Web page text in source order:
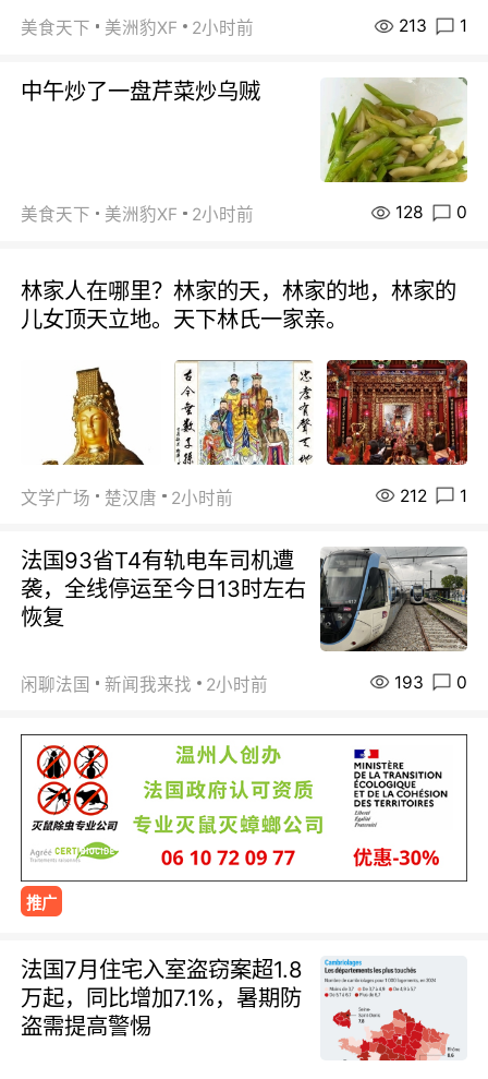
美食天下 美洲豹XF 2小时前 213 1
中午炒了一盘芹菜炒乌贼
美食天下 美洲豹XF 2小时前 128 0
林家人在哪里？林家的天，林家的地，林家的
儿女顶天立地。天下林氏一家亲。
文学广场 楚汉唐 2小时前 212 1
法国93省T4有轨电车司机遭
袭，全线停运至今日13时左右
恢复
闲聊法国 新闻我来找 2小时前 193 0
推广
法国7月住宅入室盗窃案超1.8
万起，同比增加7.1%，暑期防
盗需提高警惕